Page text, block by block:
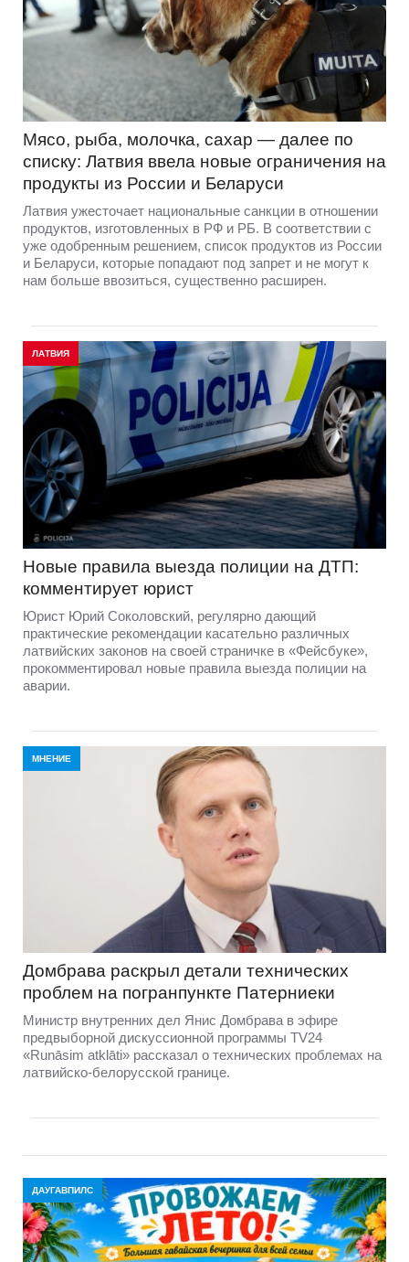
Мясо, рыба, молочка, сахар — далее по
списку: Латвия ввела новые ограничения на
продукты из России и Беларуси
Латвия ужесточает национальные санкции в отношении
продуктов, изготовленных в РФ и РБ. В соответствии с
уже одобренным решением, список продуктов из России
и Беларуси, которые попадают под запрет и не могут к
нам больше ввозиться, существенно расширен.
ЛАТВИЯ
Новые правила выезда полиции на ДТП:
комментирует юрист
Юрист Юрий Соколовский, регулярно дающий
практические рекомендации касательно различных
латвийских законов на своей страничке в «Фейсбуке»,
прокомментировал новые правила выезда полиции на
аварии.
МНЕНИЕ
Домбравa раскрыл детали технических
проблем на погранпункте Патерниеки
Министр внутренних дел Янис Домбрава в эфире
предвыборной дискуссионной программы TV24
«Runāsim atklāti» рассказал о технических проблемах на
латвийско-белорусской границе.
ДАУГАВПИЛС